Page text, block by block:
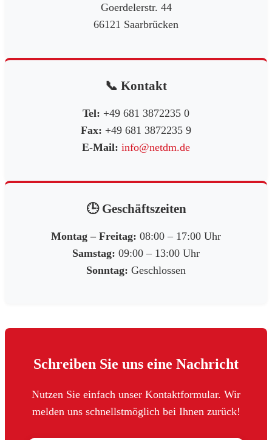
Goerdelerstr. 44
66121 Saarbrücken
📞 Kontakt
Tel: +49 681 3872235 0
Fax: +49 681 3872235 9
E-Mail: info@netdm.de
🕒 Geschäftszeiten
Montag – Freitag: 08:00 – 17:00 Uhr
Samstag: 09:00 – 13:00 Uhr
Sonntag: Geschlossen
Schreiben Sie uns eine Nachricht
Nutzen Sie einfach unser Kontaktformular. Wir
melden uns schnellstmöglich bei Ihnen zurück!